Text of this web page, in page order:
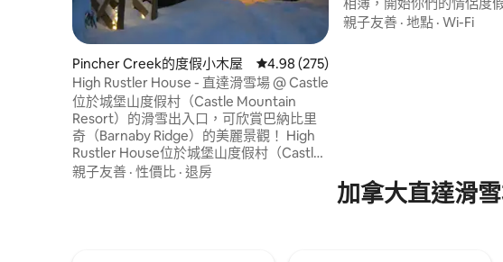
Pincher Creek的度假小木屋 從 275 則評價中獲得 4.98 的平均評分（滿
4.98 (275)
High Rustler House - 直達滑雪場 @ Castle
位於城堡山度假村（Castle Mountain
Resort）的滑雪出入口，可欣賞巴納比里
奇（Barnaby Ridge）的美麗景觀！ High
Rustler House位於城堡山度假村（Castle
Mountain Resort）的主要村莊，距離海狸
親子友善 · 性價比 · 退房
70年代小屋經過重新設計
親子友善 · 地點 · Wi-Fi
加拿大直達滑